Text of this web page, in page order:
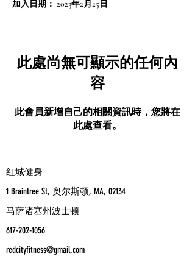
加入日期： 2023年2月25日
此處尚無可顯示的任何內
容
此會員新增自己的相關資訊時，您將在
此處查看。
红城健身
1 Braintree St, 奥尔斯顿, MA, 02134
马萨诸塞州波士顿
617-202-1056
redcityfitness@gmail.com